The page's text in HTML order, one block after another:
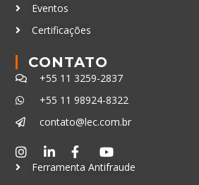
Eventos
Certificações
CONTATO
+55 11 3259-2837
+55 11 98924-8322
contato@lec.com.br
Ferramenta Antifraude